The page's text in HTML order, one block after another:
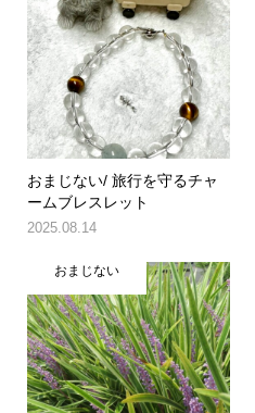
おまじない/ 旅行を守るチャ
ームブレスレット
2025.08.14
おまじない